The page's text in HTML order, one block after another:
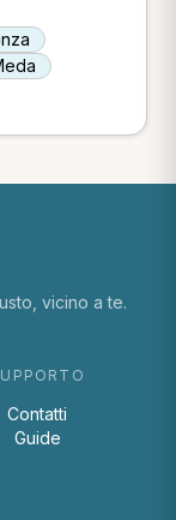
vicino a te.
Contatti
Guide